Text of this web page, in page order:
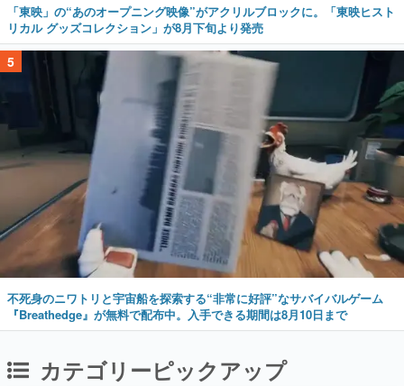
「東映」の“あのオープニング映像”がアクリルブロックに。「東映ヒスト
リカル グッズコレクション」が8月下旬より発売
5
不死身のニワトリと宇宙船を探索する“非常に好評”なサバイバルゲーム
『Breathedge』が無料で配布中。入手できる期間は8月10日まで
カテゴリーピックアップ